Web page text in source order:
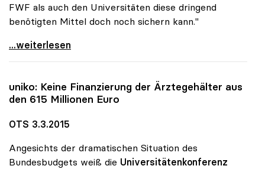
FWF als auch den Universitäten diese dringend
benötigten Mittel doch noch sichern kann."
uniko: Unverständnis für Reduktion der
...weiterlesen
uniko: Keine Finanzierung der Ärztegehälter aus
den 615 Millionen Euro
OTS 3.3.2015
Angesichts der dramatischen Situation des
Bundesbudgets weiß die Universitätenkonferenz